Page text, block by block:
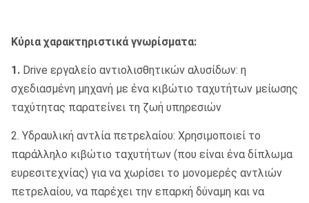
Κύρια χαρακτηριστικά γνωρίσματα:
1. Drive εργαλείο αντιολισθητικών αλυσίδων: η
σχεδιασμένη μηχανή με ένα κιβώτιο ταχυτήτων μείωσης
ταχύτητας παρατείνει τη ζωή υπηρεσιών
2. Υδραυλική αντλία πετρελαίου: Χρησιμοποιεί το
παράλληλο κιβώτιο ταχυτήτων (που είναι ένα δίπλωμα
ευρεσιτεχνίας) για να χωρίσει το μονομερές αντλιών
πετρελαίου, να παρέχει την επαρκή δύναμη και να